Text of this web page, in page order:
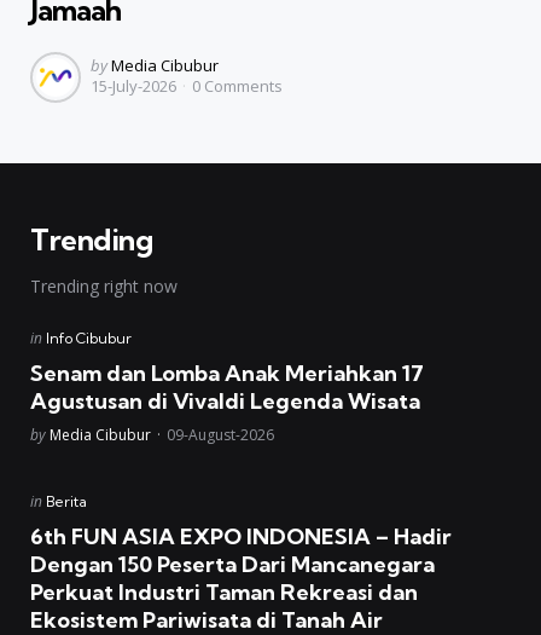
Jamaah
Posted
by
byMedia Cibubur
15-July-2026
0 Comments
Trending
Trending right now
Posted
in Info Cibubur
Senam dan Lomba Anak Meriahkan 17
Agustusan di Vivaldi Legenda Wisata
Posted
by Media Cibubur 09-August-2026
Posted
in Berita
6th FUN ASIA EXPO INDONESIA – Hadir
Dengan 150 Peserta Dari Mancanegara
Perkuat Industri Taman Rekreasi dan
Ekosistem Pariwisata di Tanah Air